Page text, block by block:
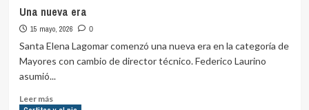
de
La
12
2026
|
Programa
CEI
San
Una nueva era
15 mayo, 2026 0
Santa Elena Lagomar comenzó una nueva era en la categoría de
Mayores con cambio de director técnico. Federico Laurino
asumió...
Leer másLeer